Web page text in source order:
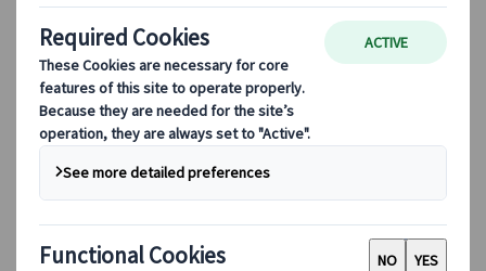
Saisonale Reisetipps
Highlights des Reiseziels
Kulturelle Einblicke
Kulinarische Erlebnisse
Entdecke Japan mit dem Zug
Häufig gestellte Fragen
Wichtige Informationen
Etikette in Japan
Autofahren in Japan
Bei uns buchen
Japan Rail Pass
Unterkunft
Online-Beratung